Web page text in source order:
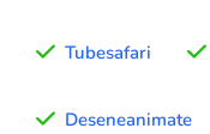
Tubesafari
Deseneanimate